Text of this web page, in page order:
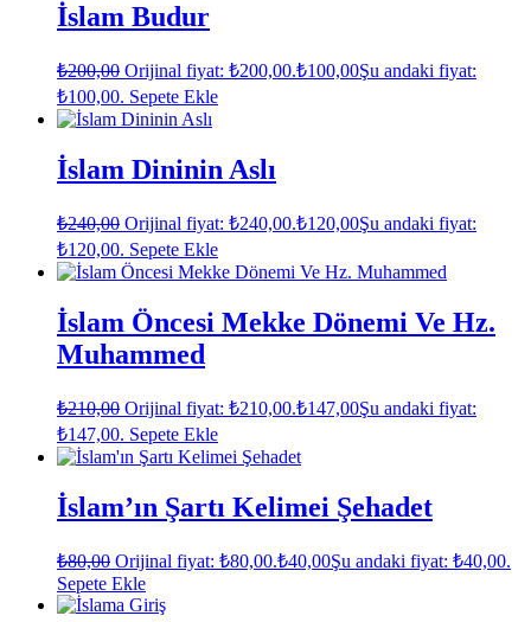
İslam Budur
₺200,00 Orijinal fiyat: ₺200,00.₺100,00Şu andaki fiyat:
₺100,00. Sepete Ekle
İslam Dininin Aslı
₺240,00 Orijinal fiyat: ₺240,00.₺120,00Şu andaki fiyat:
₺120,00. Sepete Ekle
İslam Öncesi Mekke Dönemi Ve Hz.
Muhammed
₺210,00 Orijinal fiyat: ₺210,00.₺147,00Şu andaki fiyat:
₺147,00. Sepete Ekle
İslam’ın Şartı Kelimei Şehadet
₺80,00 Orijinal fiyat: ₺80,00.₺40,00Şu andaki fiyat: ₺40,00.
Sepete Ekle